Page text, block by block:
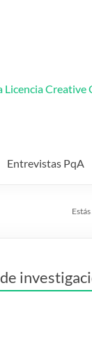
Licencia Creative
Entrevistas PqA